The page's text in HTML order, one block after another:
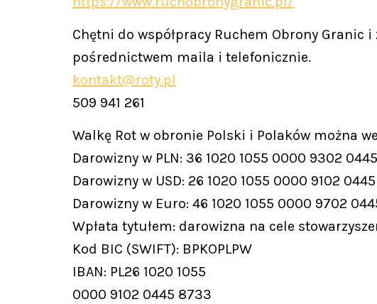
Chętni do współpracy Ruchem Obrony Granic
pośrednictwem maila i telefonicznie.
kontakt@roty.pl
509 941 261
Walkę Rot w obronie Polski i Polaków można
Darowizny w PLN: 36 1020 1055 0000 9302
Darowizny w USD: 26 1020 1055 0000 9102
Darowizny w Euro: 46 1020 1055 0000 9702
Wpłata tytułem: darowizna na cele
Kod BIC (SWIFT): BPKOPLPW
IBAN: PL26 1020 1055
0000 9102 0445 8733